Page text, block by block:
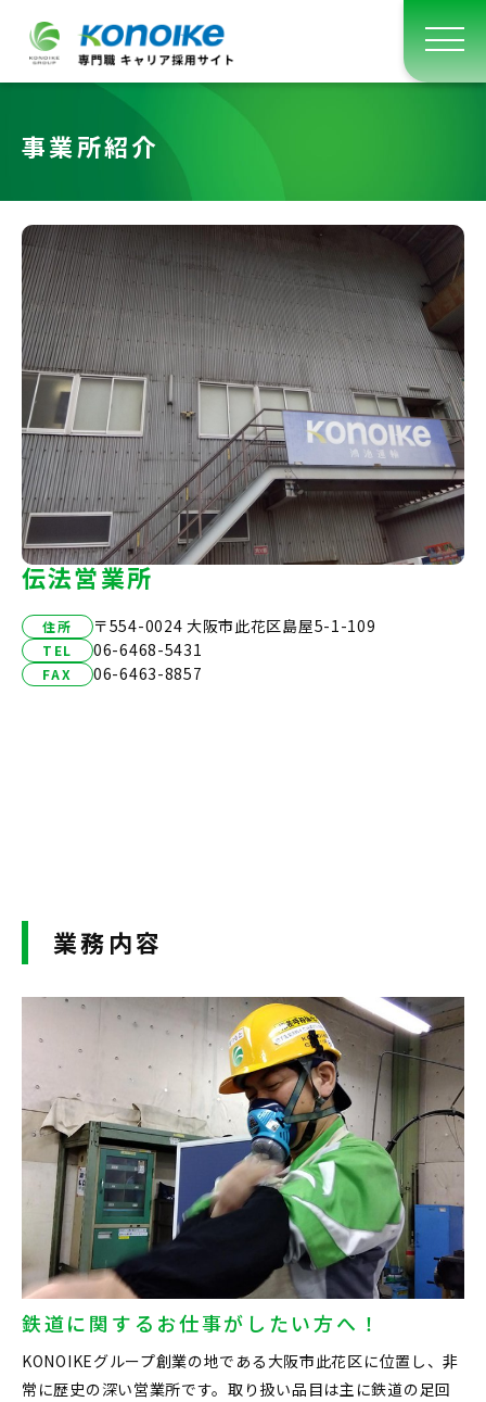
事業所紹介
伝法営業所
住所 〒554-0024 大阪市此花区島屋5-1-109
TEL 06-6468-5431
FAX 06-6463-8857
業務内容
鉄道に関するお仕事がしたい方へ！
KONOIKEグループ創業の地である大阪市此花区に位置し、非
常に歴史の深い営業所です。取り扱い品目は主に鉄道の足回